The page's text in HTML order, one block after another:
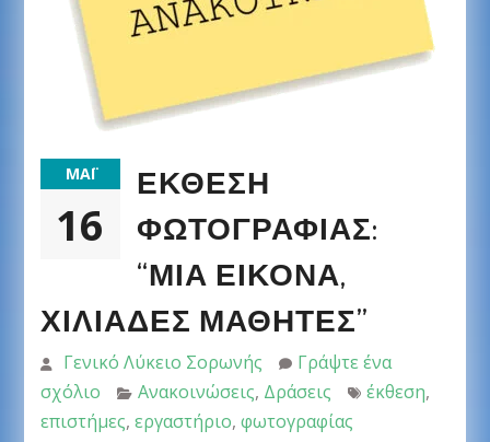
ΜΆΙ
16
ΈΚΘΕΣΗ
ΦΩΤΟΓΡΑΦΊΑΣ:
“ΜΙΑ ΕΙΚΌΝΑ,
ΧΙΛΙΆΔΕΣ ΜΑΘΗΤΈΣ”
Γενικό Λύκειο Σορωνής
Γράψτε ένα
σχόλιο
Ανακοινώσεις, Δράσεις έκθεση,
επιστήμες, εργαστήριο, φωτογραφίας